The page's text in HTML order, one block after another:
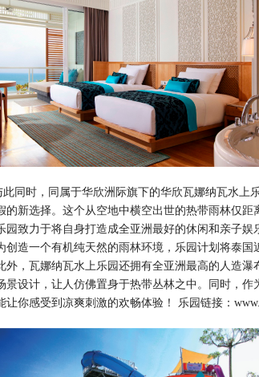
时，同属于华欣洲际旗下的华欣瓦娜纳瓦水上
的新选择。这个从空地中横空出世的热带雨林仅
园致力于将自身打造成全亚洲最好的休闲和亲子
创造一个有机纯天然的雨林环境，乐园计划将泰
外，瓦娜纳瓦水上乐园还拥有全亚洲最高的人造
景设计，让人仿佛置身于热带丛林之中。同时，作
让你感受到凉爽刺激的欢畅体验！ 乐园链接：